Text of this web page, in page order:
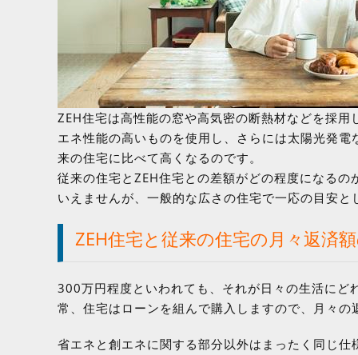
ZEH住宅は高性能の窓や高気密の断熱材などを採
エネ性能の高いものを使用し、さらには太陽光発
来の住宅に比べて高くなるのです。
従来の住宅とZEH住宅との差額がどの程度になる
いえませんが、一般的な広さの住宅で一応の目安
ZEH住宅と従来の住宅の月々返済
300万円程度といわれても、それが日々の生活に
常、住宅はローンを組んで購入しますので、月々
省エネと創エネに関する部分以外はまったく同じ